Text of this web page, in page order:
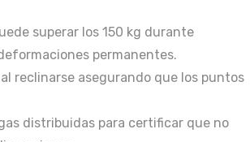
superar los 150 kg durante
permanentes.
reclinarse asegurando que los puntos
distribuidas para certificar que no